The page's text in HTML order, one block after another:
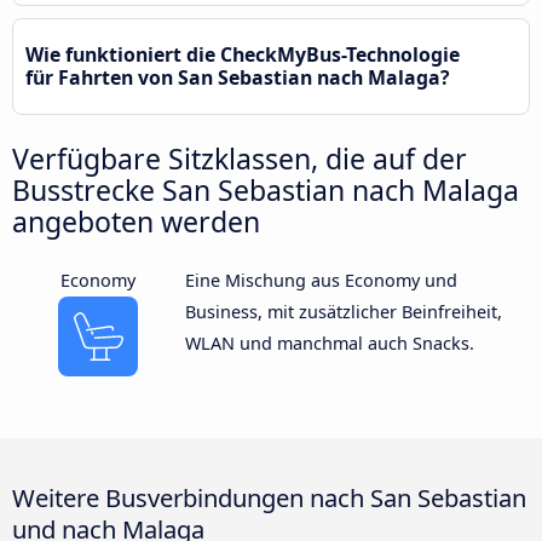
Wie funktioniert die CheckMyBus-Technologie
für Fahrten von San Sebastian nach Malaga?
Verfügbare Sitzklassen, die auf der
Busstrecke San Sebastian nach Malaga
angeboten werden
Economy
Eine Mischung aus Economy und
Business, mit zusätzlicher Beinfreiheit,
WLAN und manchmal auch Snacks.
Weitere Busverbindungen nach San Sebastian
und nach Malaga